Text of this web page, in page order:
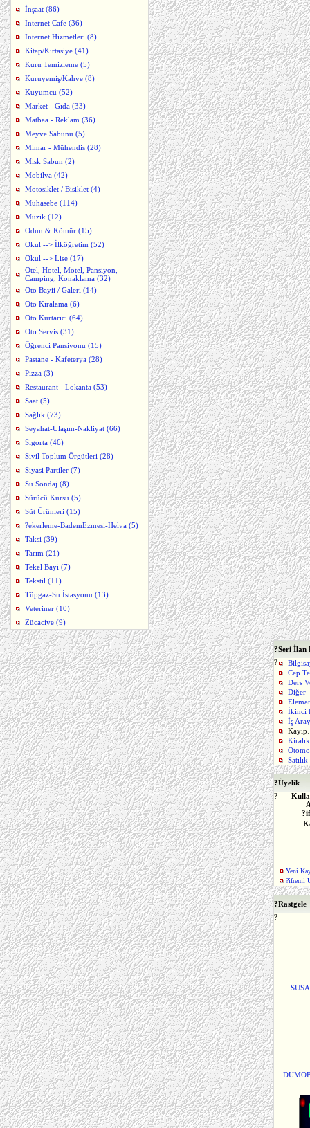
İnşaat (86)
İnternet Cafe (36)
İnternet Hizmetleri (8)
Kitap/Kırtasiye (41)
Kuru Temizleme (5)
Kuruyemiş/Kahve (8)
Kuyumcu (52)
Market - Gıda (33)
Matbaa - Reklam (36)
Meyve Sabunu (5)
Mimar - Mühendis (28)
Misk Sabun (2)
Mobilya (42)
Motosiklet / Bisiklet (4)
Muhasebe (114)
Müzik (12)
Odun & Kömür (15)
Okul --> İlköğretim (52)
Okul --> Lise (17)
Otel, Hotel, Motel, Pansiyon,
Camping, Konaklama (32)
Oto Bayii / Galeri (14)
Oto Kiralama (6)
Oto Kurtarıcı (64)
Oto Servis (31)
Öğrenci Pansiyonu (15)
Pastane - Kafeterya (28)
Pizza (3)
Restaurant - Lokanta (53)
Saat (5)
Sağlık (73)
Seyahat-Ulaşım-Nakliyat (66)
Sigorta (46)
Sivil Toplum Örgütleri (28)
Siyasi Partiler (7)
Su Sondaj (8)
Sürücü Kursu (5)
Süt Ürünleri (15)
?ekerleme-BademEzmesi-Helva (5)
Taksi (39)
Tarım (21)
Tekel Bayi (7)
Tekstil (11)
Tüpgaz-Su İstasyonu (13)
Veteriner (10)
Zücaciye (9)
?Seri İlan
?
Cep
Ders
Diğer
İkinci
İş
?Üyelik
?
Yeni
?ifremi
?Rastgele
?